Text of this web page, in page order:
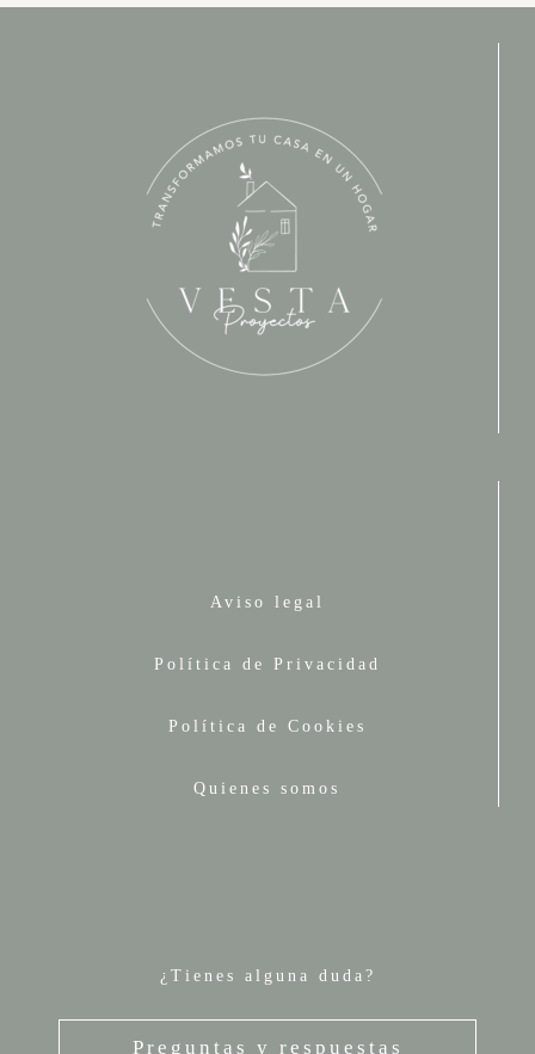
Aviso legal
Política de Privacidad
Política de Cookies
Quienes somos
¿Tienes alguna duda?
Preguntas y respuestas